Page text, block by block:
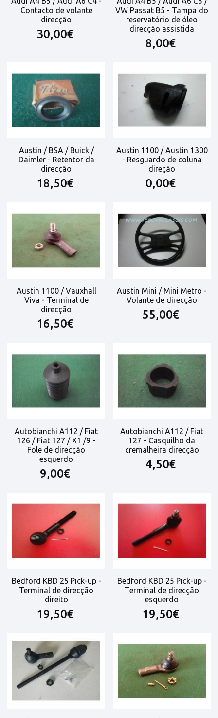
Contacto de volante
direcção
30,00€
VW Passat B5 - Tampa do
reservatório de óleo
direcção assistida
8,00€
Austin / BSA / Buick /
Daimler - Retentor da
direcção
18,50€
Austin 1100 / Austin 1300
- Resguardo de coluna
direção
0,00€
Austin 1100 / Vauxhall
Viva - Terminal de
direcção
16,50€
Austin Mini / Mini Metro -
Volante de direcção
55,00€
Autobianchi A112 / Fiat
126 / Fiat 127 / X1 /9 -
Fole de direcção
esquerdo
9,00€
Autobianchi A112 / Fiat
127 - Casquilho da
cremalheira direcção
4,50€
Bedford KBD 25 Pick-up -
Terminal de direcção
direito
19,50€
Bedford KBD 25 Pick-up -
Terminal de direcção
esquerdo
19,50€